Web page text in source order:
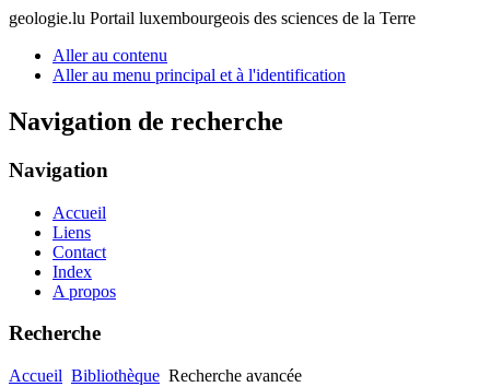
geologie.lu Portail luxembourgeois des sciences de la Terre
Aller au contenu
Aller au menu principal et à l'identification
Navigation de recherche
Navigation
Accueil
Liens
Contact
Index
A propos
Recherche
Accueil Bibliothèque Recherche avancée